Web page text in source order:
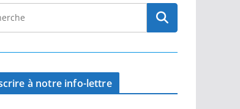
à notre info-lettre